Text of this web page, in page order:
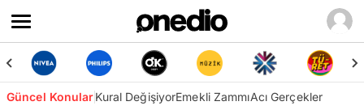
Güncel KonularKural DeğişiyorEmekli ZammıAcı Gerçekler